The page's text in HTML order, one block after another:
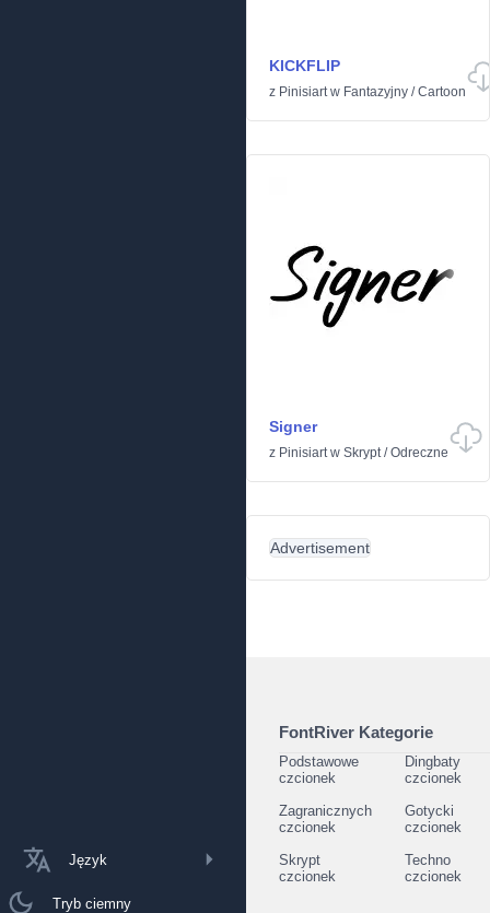
Język
Tryb ciemny
KICKFLIP
z Pinisiartw Fantazyjny /Cartoon
Signer
z Pinisiartw Skrypt/Odreczne
Advertisement
FontRiver Kategorie
Podstawowe
czcionek
Dingbaty
czcionek
Zagranicznych
czcionek
Gotycki
czcionek
Skrypt
czcionek
Techno
czcionek